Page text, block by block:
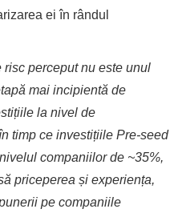
ei în rândul
perceput nu este unul
mai incipientă de
la nivel de
timp ce investițiile Pre-seed
companiilor de ~35%,
priceperea și experiența,
pe companiile